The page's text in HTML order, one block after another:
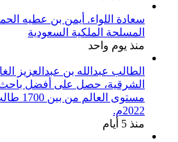
سعادة اللواء. أيمن بن عطيه
المسلحة الملكية السعودية
منذ يوم واحد
الطالب عبدالله بن عبدالعزيز
الشرقية، حصل على أفضل
مستوى
2022م.
منذ 5 أيام